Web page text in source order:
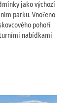
jako výchozí
parku. Vnořeno
pohoří
nabídkami